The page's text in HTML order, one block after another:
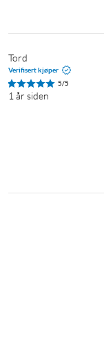
Tord
Verifisert kjøper
5/5
1 år siden